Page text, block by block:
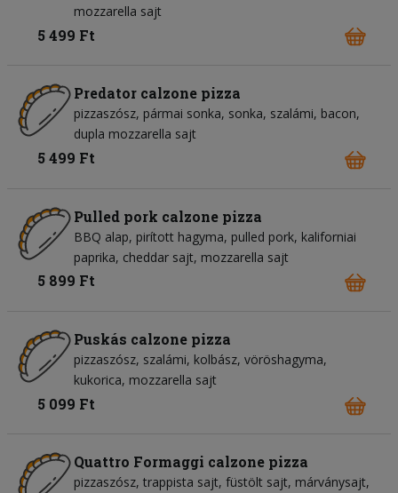
mozzarella sajt
5 499 Ft
Predator calzone pizza
pizzaszósz pármai sonka sonka szalámi bacon
dupla mozzarella sajt
5 499 Ft
Pulled pork calzone pizza
BBQ alap pirított hagyma pulled pork kaliforniai
paprika cheddar sajt mozzarella sajt
5 899 Ft
Puskás calzone pizza
pizzaszósz szalámi kolbász vöröshagyma
kukorica mozzarella sajt
5 099 Ft
Quattro Formaggi calzone pizza
pizzaszósz trappista sajt füstölt sajt márványsajt